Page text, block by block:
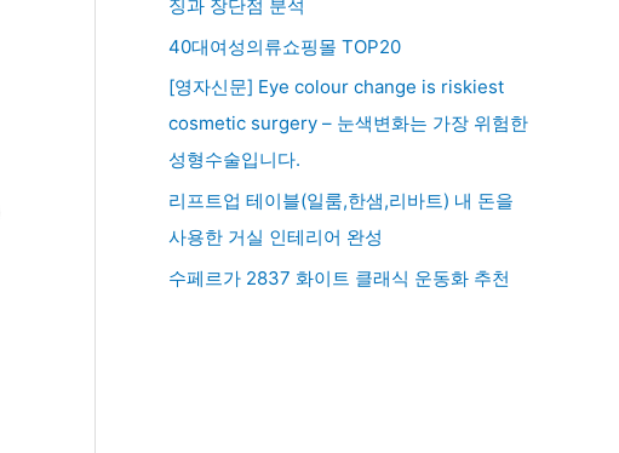
징과 장단점 분석
40대여성의류쇼핑몰 TOP20
[영자신문] Eye colour change is riskiest
cosmetic surgery – 눈색변화는 가장 위험한
성형수술입니다.
리프트업 테이블(일룸,한샘,리바트) 내 돈을
사용한 거실 인테리어 완성
수페르가 2837 화이트 클래식 운동화 추천